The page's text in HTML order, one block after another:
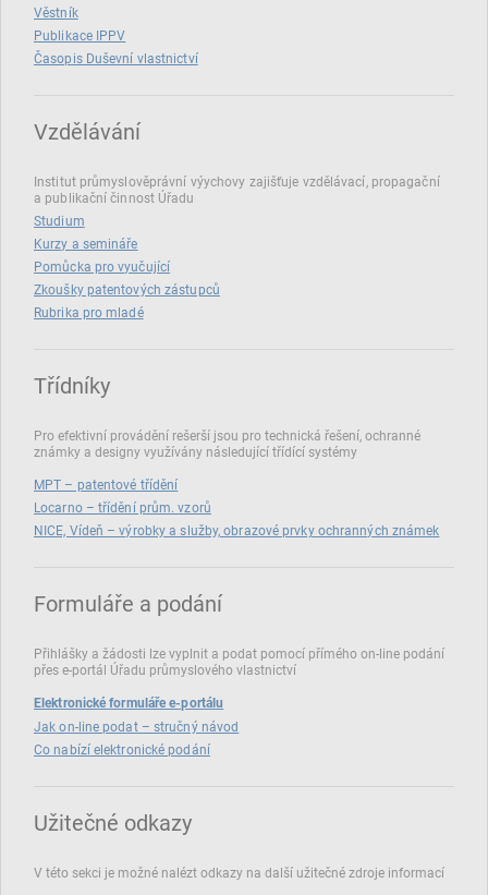
Věstník
Publikace IPPV
Časopis Duševní vlastnictví
Vzdělávání
Institut průmyslověprávní výychovy zajišťuje vzdělávací, propagační
a publikační činnost Úřadu
Studium
Kurzy a semináře
Pomůcka pro vyučující
Zkoušky patentových zástupců
Rubrika pro mladé
Třídníky
Pro efektivní provádění rešerší jsou pro technická řešení, ochranné
známky a designy využívány následující třídící systémy
MPT – patentové třídění
Locarno – třídění prům. vzorů
NICE, Vídeň – výrobky a služby, obrazové prvky ochranných známek
Formuláře a podání
Přihlášky a žádosti lze vyplnit a podat pomocí přímého on‑line podání
přes e‑portál Úřadu průmyslového vlastnictví
Elektronické formuláře e-portálu
Jak on-line podat – stručný návod
Co nabízí elektronické podání
Užitečné odkazy
V této sekci je možné nalézt odkazy na další užitečné zdroje informací